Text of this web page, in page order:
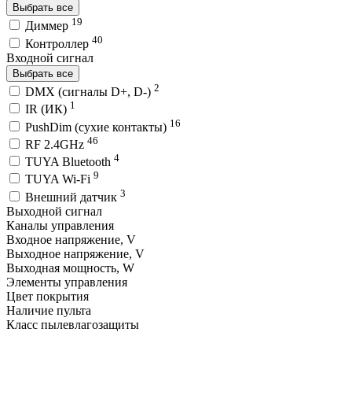
Выбрать все
Диммер 19
Контроллер 40
Входной сигнал
Выбрать все
DMX (сигналы D+, D-) 2
IR (ИК) 1
PushDim (сухие контакты) 16
RF 2.4GHz 46
TUYA Bluetooth 4
TUYA Wi-Fi 9
Внешний датчик 3
Выходной сигнал
Каналы управления
Входное напряжение, V
Выходное напряжение, V
Выходная мощность, W
Элементы управления
Цвет покрытия
Наличие пульта
Класс пылевлагозащиты